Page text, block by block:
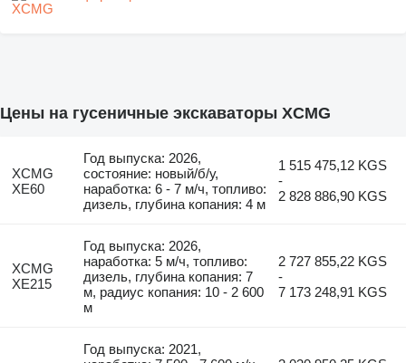
Цены на гусеничные экскаваторы XCMG
XCMG
XE60
Год выпуска: 2026,
состояние: новый/б/у,
наработка: 6 - 7 м/ч, топливо:
дизель, глубина копания: 4 м
1 515 475,12 KGS
-
2 828 886,90 KGS
XCMG
XE215
Год выпуска: 2026,
наработка: 5 м/ч, топливо:
дизель, глубина копания: 7
м, радиус копания: 10 - 2 600
м
2 727 855,22 KGS
-
7 173 248,91 KGS
Год выпуска: 2021,